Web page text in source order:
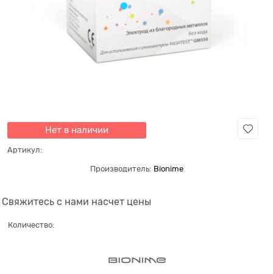
Нет в наличии
Артикул:
Производитель: Bionime
Свяжитесь с нами насчет цены
Количество: